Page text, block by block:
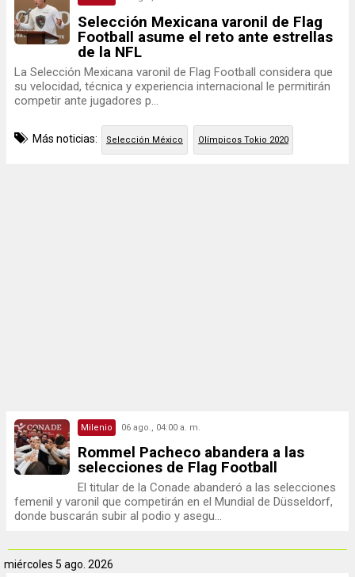
Selección Mexicana varonil de Flag
Football asume el reto ante estrellas
de la NFL
La Selección Mexicana varonil de Flag Football considera que
su velocidad, técnica y experiencia internacional le permitirán
competir ante jugadores p...
Más noticias: Selección México Olímpicos Tokio 2020
Milenio 06 ago., 04:00 a. m.
Rommel Pacheco abandera a las
selecciones de Flag Football
El titular de la Conade abanderó a las selecciones
femenil y varonil que competirán en el Mundial de Düsseldorf,
donde buscarán subir al podio y asegu...
miércoles 5 ago. 2026